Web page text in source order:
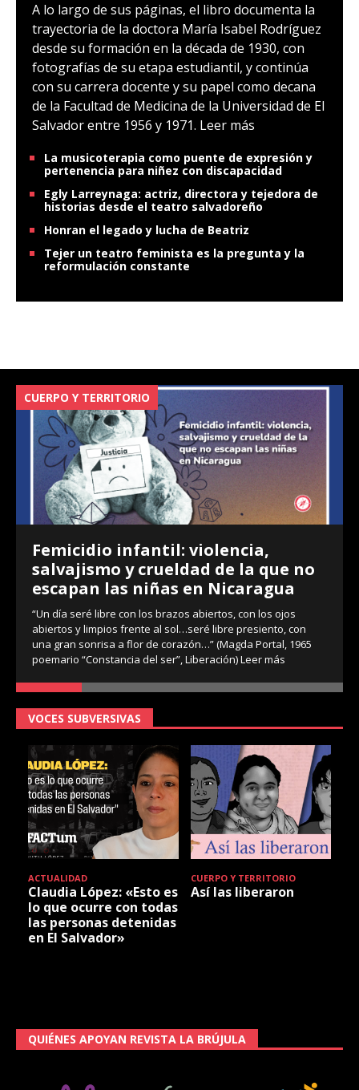
A lo largo de sus páginas, el libro documenta la
trayectoria de la doctora María Isabel Rodríguez
desde su formación en la década de 1930, con
fotografías de su etapa estudiantil, y continúa
con su carrera docente y su papel como decana
de la Facultad de Medicina de la Universidad de El
Salvador entre 1956 y 1971. Leer más
La musicoterapia como puente de expresión y
pertenencia para niñez con discapacidad
Egly Larreynaga: actriz, directora y tejedora de
historias desde el teatro salvadoreño
Honran el legado y lucha de Beatriz
Tejer un teatro feminista es la pregunta y la
reformulación constante
CUERPO Y TERRITORIO
Femicidio infantil: violencia,
salvajismo y crueldad de la que no
escapan las niñas en Nicaragua
“Un día seré libre con los brazos abiertos, con los ojos
abiertos y limpios frente al sol…seré libre presiento, con
una gran sonrisa a flor de corazón…” (Magda Portal, 1965
poemario “Constancia del ser”, Liberación)Leer más
VOCES SUBVERSIVAS
ACTUALIDAD
Claudia López: «Esto es
lo que ocurre con todas
las personas detenidas
en El Salvador»
CUERPO Y TERRITORIO
Así las liberaron
QUIÉNES APOYAN REVISTA LA BRÚJULA